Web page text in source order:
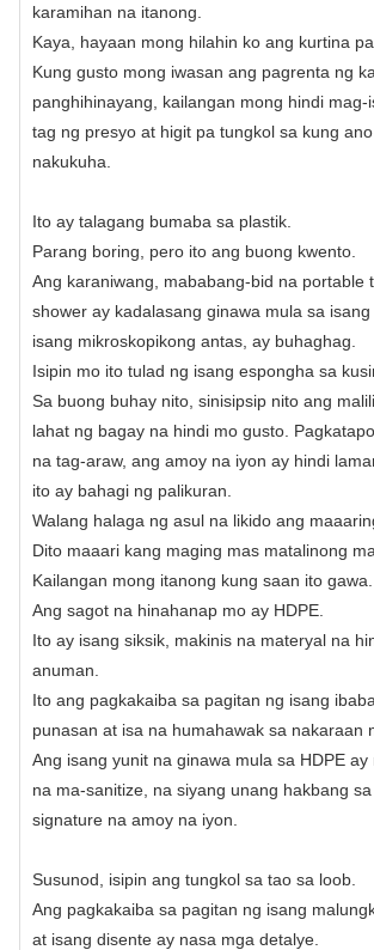
karamihan na itanong.
Kaya, hayaan mong hilahin ko ang kurtina
Kung gusto mong iwasan ang pagrenta ng
panghihinayang, kailangan mong hindi mag-
tag ng presyo at higit pa tungkol sa kung
nakukuha.
Ito ay talagang bumaba sa plastik.
Parang boring, pero ito ang buong kwento.
Ang karaniwang, mababang-bid na portable
shower ay kadalasang ginawa mula sa
isang mikroskopikong antas, ay buhaghag.
Isipin mo ito tulad ng isang espongha sa
Sa buong buhay nito, sinisipsip nito ang
lahat ng bagay na hindi mo gusto.
na tag-araw, ang amoy na iyon ay hindi
ito ay bahagi ng palikuran.
Walang halaga ng asul na likido ang
Dito maaari kang maging mas matalinong
Kailangan mong itanong kung saan ito gawa.
Ang sagot na hinahanap mo ay HDPE.
Ito ay isang siksik, makinis na materyal na
anuman.
Ito ang pagkakaiba sa pagitan ng isang
punasan at isa na humahawak sa nakaraan
Ang isang yunit na ginawa mula sa HDPE
na ma-sanitize, na siyang unang hakbang
signature na amoy na iyon.
Susunod, isipin ang tungkol sa tao sa loob.
Ang pagkakaiba sa pagitan ng isang
at isang disente ay nasa mga detalye.